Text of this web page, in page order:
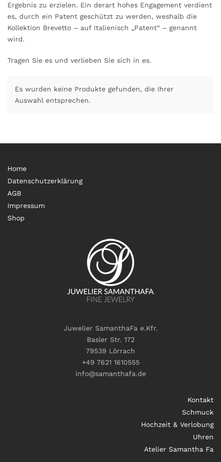
Ergebnis zu erzielen. Ein derart hohes Engagement verdient
es, durch ein Patent geschützt zu werden, weshalb die
Kollektion Brevetto – auf Italienisch „Patent“ – genannt
wird.
Tragen Sie es und verlieben Sie sich in es.
Es wurden keine Produkte gefunden, die Ihrer
Auswahl entsprechen.
Home
Datenschutzerklärung
AGB
Impressum
Shop
Juwelier SamanthaFa e.Kfr.
Basler Str. 172
79539 Lörrach
+49 7621 1610555
info@samanthafa.de
Kontakt
Schmuck
Hochzeit & Verlobung
Uhren
Atelier Samantha Fa